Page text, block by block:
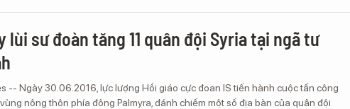
lùi sư đoàn tăng 11 quân đội Syria tại ngã tư
-- Ngày 30.06.2016, lực lượng Hồi giáo cực đoan IS tiến hành cuộc tấn công
nông thôn phía đông Palmyra, đánh chiếm một số địa bàn của quân đội